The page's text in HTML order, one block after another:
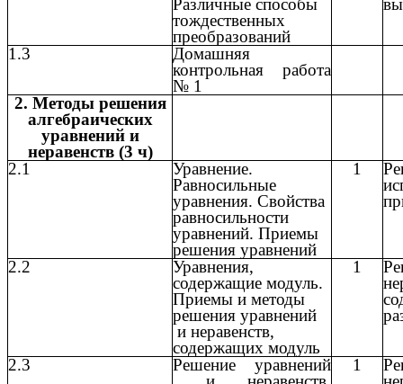
Различные способы
тождественных
преобразований
1.3
Домашняя
контрольная работа
№ 1
2. Методы решения
алгебраических
уравнений и
неравенств (3 ч)
2.1
Уравнение.
Равносильные
уравнения. Свойства
равносильности
уравнений. Приемы
решения уравнений
1
2.2
Уравнения,
содержащие модуль.
Приемы и методы
решения уравнений
и неравенств,
содержащих модуль
1
2.3
Решение уравнений
1